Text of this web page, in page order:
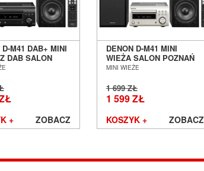
D-M41 DAB+ MINI
DAB SALON
WROCŁAW
+ ZOBACZ
DENON D-M41 MINI
WIEŻA SALON POZNAŃ
WROCŁAW
MINI WIEŻE
1 699 ZŁ
1 599 ZŁ
KOSZYK + ZOBACZ